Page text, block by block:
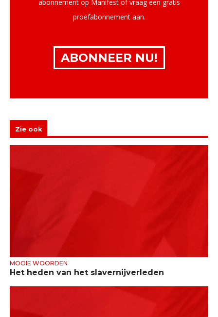
abonnement op Manifest of vraag een gratis
proefabonnement aan.
ABONNEER NU!
Zie ook
MOOIE WOORDEN
Het heden van het slavernijverleden